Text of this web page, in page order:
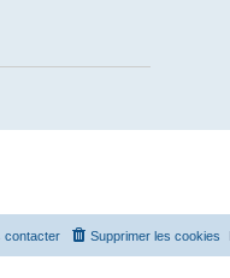
Supprimer les cookies
contacter